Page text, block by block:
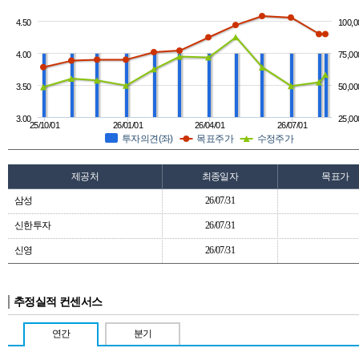
투자의견(좌) 목표주가 수정주가
26/01/01 26/07/01
25/10/01 26/04/01
3.00
3.50
4.00
4.50
제공처 최종일자 목표가
삼성 26/07/31
신한투자 26/07/31
신영 26/07/31
추정실적 컨센서스
연간 분기